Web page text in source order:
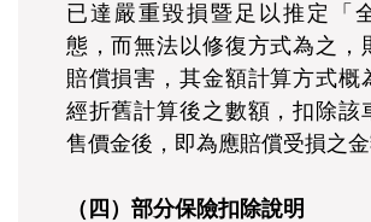
已達嚴重毀損暨足以推定「
態，而無法以修復方式為之，
賠償損害，其金額計算方式概
經折舊計算後之數額，扣除該
售價金後，即為應賠償受損之金
（四）部分保險扣除說明